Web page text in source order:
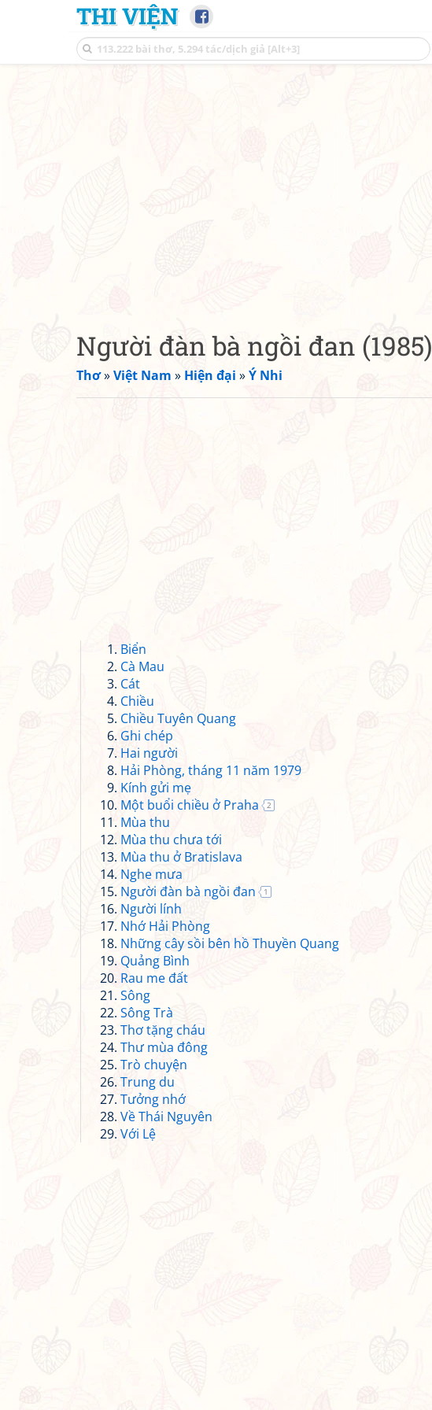
THI VIỆN
Người đàn bà ngồi đan (1985)
Thơ»Việt Nam » Hiện đại »Ý Nhi
Biển
Cà Mau
Cát
Chiều
Chiều Tuyên Quang
Ghi chép
Hai người
Hải Phòng, tháng 11 năm 1979
Kính gửi mẹ
Một buổi chiều ở Praha
2
Mùa thu
Mùa thu chưa tới
Mùa thu ở Bratislava
Nghe mưa
Người đàn bà ngồi đan
1
Người lính
Nhớ Hải Phòng
Những cây sồi bên hồ Thuyền Quang
Quảng Bình
Rau me đất
Sông
Sông Trà
Thơ tặng cháu
Thư mùa đông
Trò chuyện
Trung du
Tưởng nhớ
Về Thái Nguyên
Với Lệ